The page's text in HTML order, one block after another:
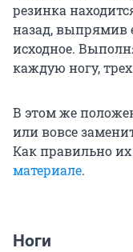
резинка
назад, выпрямив
исходное.
каждую ногу,
В этом же
или вовсе
Как правильно их
материале.
Ноги